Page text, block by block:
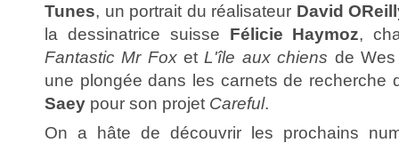
Tunes, un portrait du réalisateur David
la dessinatrice suisse Félicie Haymoz,
Fantastic Mr FoxetL'île aux chiens de
une plongée dans les carnets de recherche
Saey pour son projet Careful.
On a hâte de découvrir les prochains